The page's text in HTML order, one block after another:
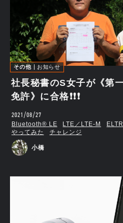
その他 お知らせ
社長秘書のS女子が《第
免許》に合格❗❗❗
2021/08/27
Bluetooth®︎ LE LTE／LTE-M
やってみた
チャレンジ
小橋